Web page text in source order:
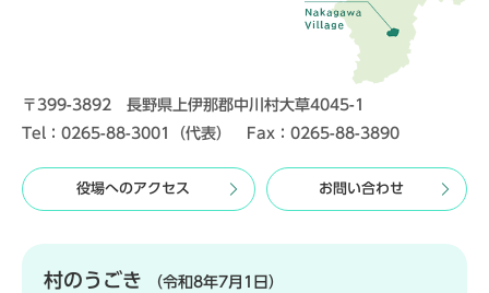
〒399-3892 長野県上伊那郡中川村大草4045-1
Tel：0265-88-3001（代表） Fax：0265-88-3890
役場へのアクセス お問い合わせ
村のうごき （令和8年7月1日）